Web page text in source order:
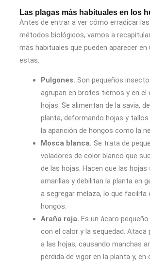
Las plagas más habituales en los
Antes de entrar a ver cómo erradicar
métodos biológicos, vamos a
más habituales que pueden aparecer en
estas:
Pulgones. Son pequeños
agrupan en brotes tiernos y en el
hojas. Se alimentan de la savia,
planta, deformando hojas y
la aparición de hongos como la
Mosca blanca. Se trata de
voladores de color blanco que
de las hojas. Hacen que las hojas
amarillas y debilitan la planta en
a segregar melaza, lo que facilita
hongos.
Araña roja. Es un ácaro
con el calor y la sequedad. Ataca
a las hojas, causando manchas
pérdida de vigor en la planta y, en